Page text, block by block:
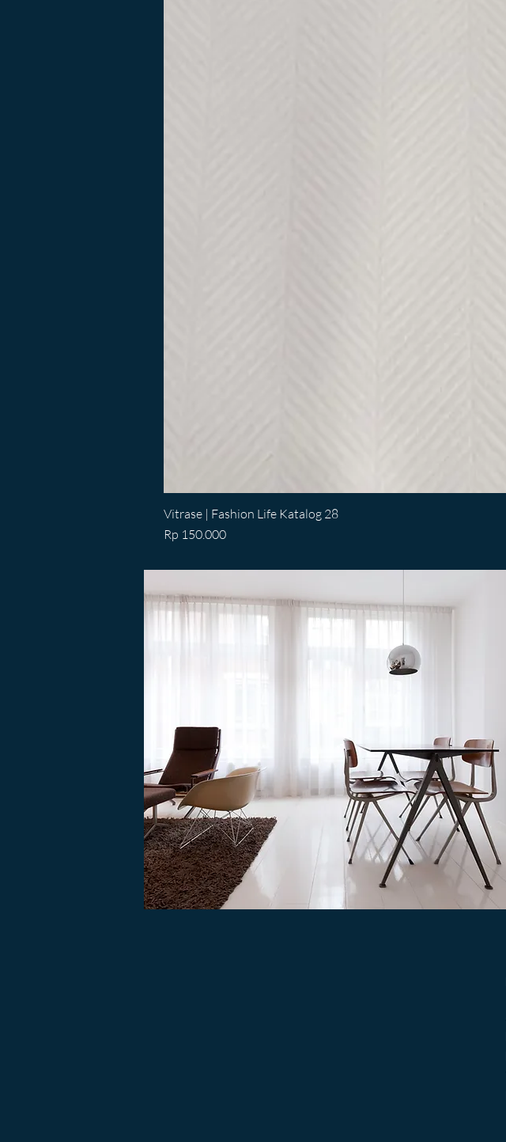
Vitrase | Fashion Life Katalog 28
Price
Rp 150.000